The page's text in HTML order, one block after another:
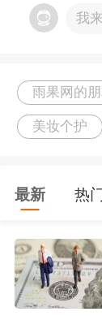
单的低价卖
一、扎根日
起步
选择门槛更
步险棋。
日本美妆市
我
雨果网的
美妆个护
最新 热